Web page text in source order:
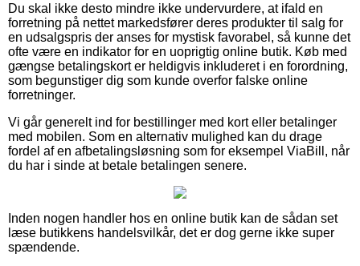
Du skal ikke desto mindre ikke undervurdere, at ifald en
forretning på nettet markedsfører deres produkter til salg for
en udsalgspris der anses for mystisk favorabel, så kunne det
ofte være en indikator for en uoprigtig online butik. Køb med
gængse betalingskort er heldigvis inkluderet i en forordning,
som begunstiger dig som kunde overfor falske online
forretninger.
Vi går generelt ind for bestillinger med kort eller betalinger
med mobilen. Som en alternativ mulighed kan du drage
fordel af en afbetalingsløsning som for eksempel ViaBill, når
du har i sinde at betale betalingen senere.
Inden nogen handler hos en online butik kan de sådan set
læse butikkens handelsvilkår, det er dog gerne ikke super
spændende.